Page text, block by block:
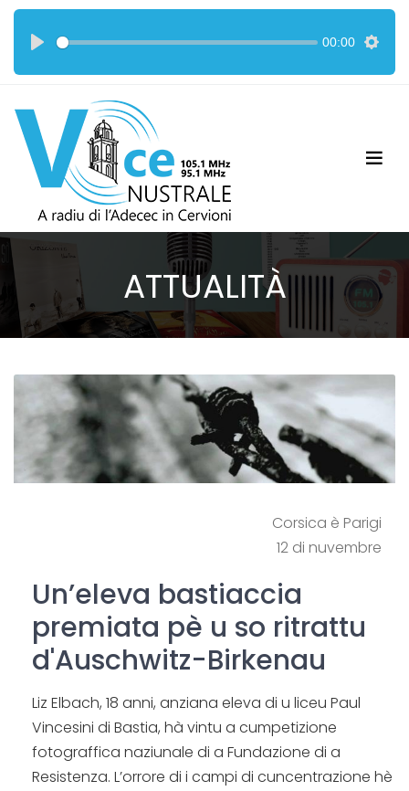
00:00
ATTUALITÀ
Corsica è Parigi
12 di nuvembre
Un’eleva bastiaccia
premiata pè u so ritrattu
d'Auschwitz-Birkenau
Liz Elbach, 18 anni, anziana eleva di u liceu Paul
Vincesini di Bastia, hà vintu a cumpetizione
fotograffica naziunale di a Fundazione di a
Resistenza. L’orrore di i campi di cuncentrazione hè